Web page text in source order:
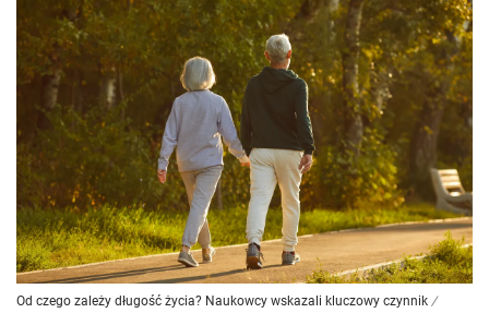
Od czego zależy długość życia? Naukowcy wskazali kluczowy czynnik /